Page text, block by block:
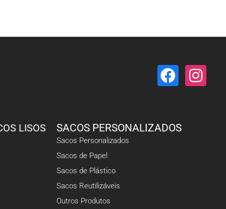
LISOS SACOS PERSONALIZADOS
Sacos Personalizados
Sacos de Papel
Sacos de Plástico
Sacos Reutilizáveis
Outros Produtos